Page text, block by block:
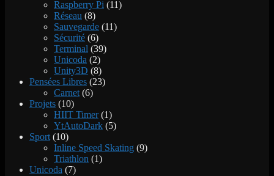
Raspberry Pi (11)
Réseau (8)
Sauvegarde (11)
Sécurité (6)
Terminal (39)
Unicoda (2)
Unity3D (8)
Pensées Libres (23)
Carnet (6)
Projets (10)
HIIT Timer(1)
YtAutoDark (5)
Sport (10)
Inline Speed Skating (9)
Triathlon (1)
Unicoda (7)